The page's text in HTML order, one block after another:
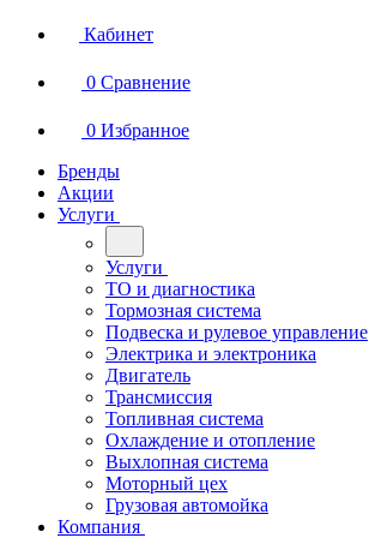
Кабинет
0 Сравнение
0 Избранное
Бренды
Акции
Услуги
Услуги
ТО и диагностика
Тормозная система
Подвеска и рулевое управление
Электрика и электроника
Двигатель
Трансмиссия
Топливная система
Охлаждение и отопление
Выхлопная система
Моторный цех
Грузовая автомойка
Компания